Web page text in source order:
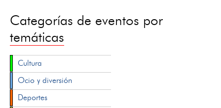
Categorías de eventos por
temáticas
Cultura
Ocio y diversión
Deportes